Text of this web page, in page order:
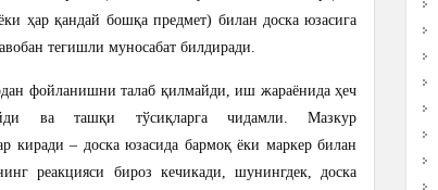
ҳар қандай бошқа предмет) билан доска юзасига
тегишли муносабат билдиради.
фойланишни талаб қилмайди, иш жараёнида ҳеч
ва ташқи тўсиқларга чидамли. Мазкур
киради – доска юзасида бармоқ ёки маркер билан
реакцияси бироз кечикади, шунингдек, доска